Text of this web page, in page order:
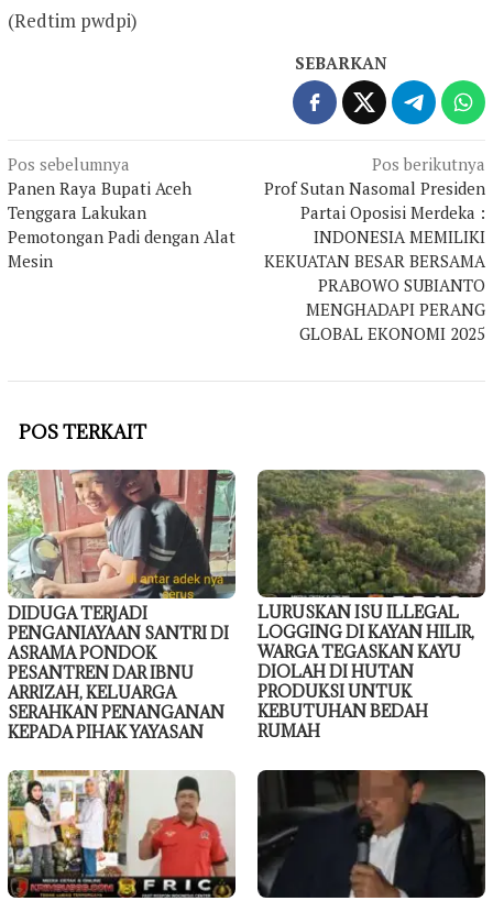
(Redtim pwdpi)
SEBARKAN
Navigasi
pos
Pos sebelumnya
Panen Raya Bupati Aceh
Tenggara Lakukan
Pemotongan Padi dengan Alat
Mesin
Pos berikutnya
Prof Sutan Nasomal Presiden
Partai Oposisi Merdeka :
INDONESIA MEMILIKI
KEKUATAN BESAR BERSAMA
PRABOWO SUBIANTO
MENGHADAPI PERANG
GLOBAL EKONOMI 2025
POS TERKAIT
DIDUGA TERJADI
PENGANIAYAAN SANTRI DI
ASRAMA PONDOK
PESANTREN DAR IBNU
ARRIZAH, KELUARGA
SERAHKAN PENANGANAN
KEPADA PIHAK YAYASAN
LURUSKAN ISU ILLEGAL
LOGGING DI KAYAN HILIR,
WARGA TEGASKAN KAYU
DIOLAH DI HUTAN
PRODUKSI UNTUK
KEBUTUHAN BEDAH
RUMAH